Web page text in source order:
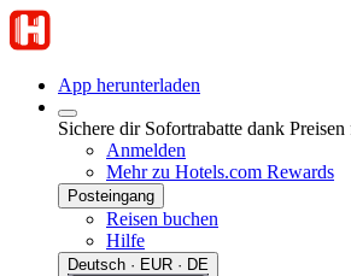
App herunterladen
Sichere dir Sofortrabatte dank
Anmelden
Mehr zu Hotels.com Rewards
Posteingang
Reisen buchen
Hilfe
Deutsch · EUR · DE